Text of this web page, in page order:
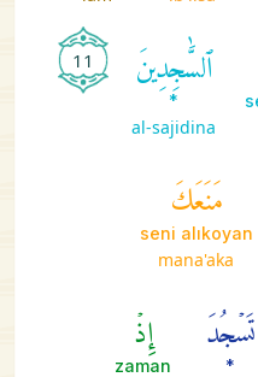
ٱلسَّٰجِدِينَ
*
al-sajidina
11
مَنَعَكَ
seni alıkoyan
mana'aka
تَسۡجُدَ
*
إِذۡ
zaman